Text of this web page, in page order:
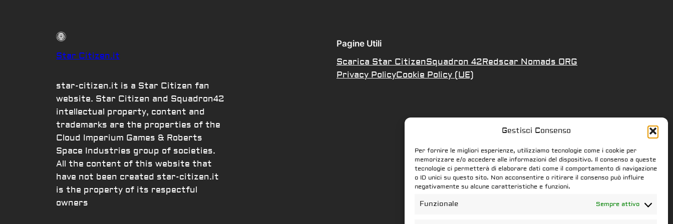
Gestisci Consenso
Per fornire le migliori esperienze, utilizziamo tecnologie come i cookie per
memorizzare e/o accedere alle informazioni del dispositivo. Il consenso a queste
tecnologie ci permetterà di elaborare dati come il comportamento di navigazione
o ID unici su questo sito. Non acconsentire o ritirare il consenso può influire
negativamente su alcune caratteristiche e funzioni.
Funzionale Sempre attivo
Star Citizen.it
star-citizen.it is a Star Citizen fan
website. Star Citizen and Squadron42
intellectual property, content and
trademarks are the properties of the
Cloud Imperium Games & Roberts
Space Industries group of societies.
All the content of this website that
have not been created star-citizen.it
is the property of its respectful
owners
Pagine Utili
Scarica Star CitizenSquadron 42Redscar Nomads ORG
Privacy PolicyCookie Policy (UE)